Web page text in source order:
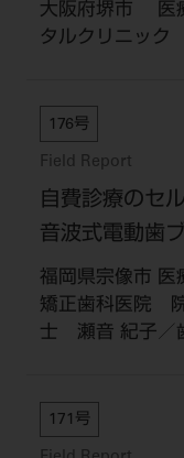
大阪府堺市 医
タルクリニッ
176号
Field Report
自費診療のセ
音波式電動歯
福岡県宗像市 医
矯正歯科医院
士 瀬音 紀子／
171号